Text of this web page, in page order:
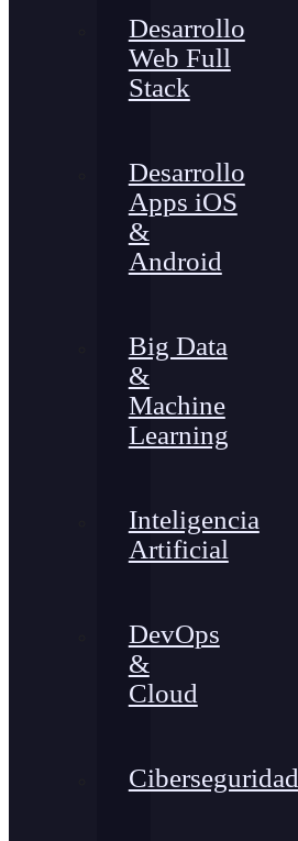
Desarrollo
Web Full
Stack
Desarrollo
Apps iOS
&
Android
Big Data
&
Machine
Learning
Inteligencia
Artificial
DevOps
&
Cloud
Ciberseguridad